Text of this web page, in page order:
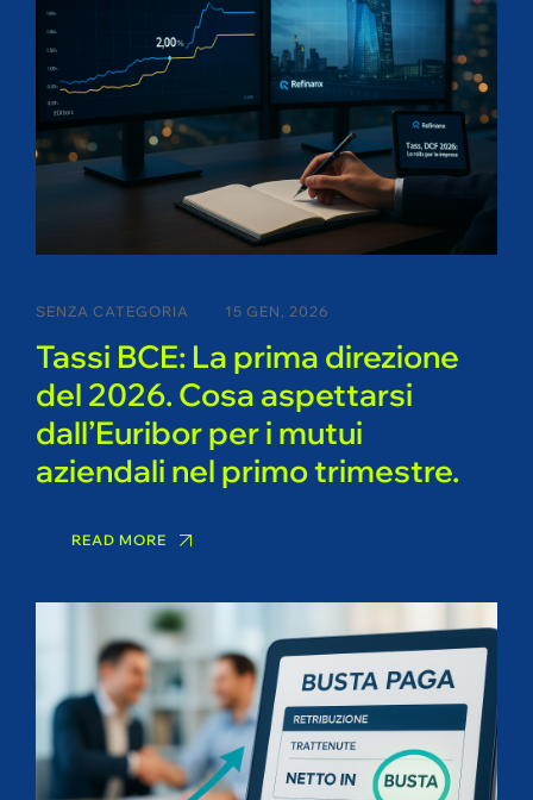
SENZA CATEGORIA 15 GEN, 2026
Tassi BCE: La prima direzione
del 2026. Cosa aspettarsi
dall’Euribor per i mutui
aziendali nel primo trimestre.
READ MORE